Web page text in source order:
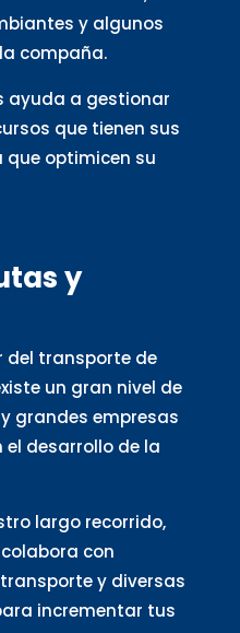
y algunos
compaña.
ayuda a gestionar
que tienen sus
que optimicen su
y
del transporte de
un gran nivel de
grandes empresas
desarrollo de la
largo recorrido,
con
y diversas
incrementar tus